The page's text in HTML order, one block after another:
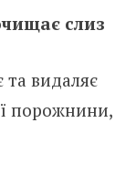
слиз
та видаляє
порожнини,